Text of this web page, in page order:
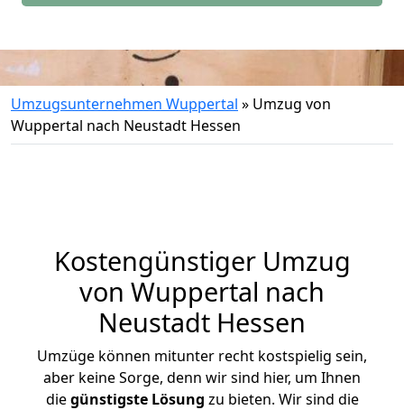
Umzugsunternehmen Wuppertal » Umzug von
Wuppertal nach Neustadt Hessen
Kostengünstiger Umzug
von Wuppertal nach
Neustadt Hessen
Umzüge können mitunter recht kostspielig sein,
aber keine Sorge, denn wir sind hier, um Ihnen
diegünstigste Lösung zu bieten. Wir sind die